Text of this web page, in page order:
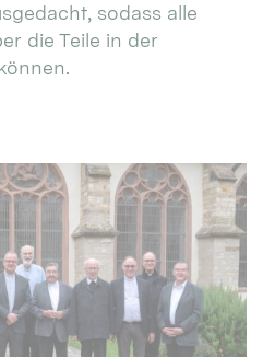
sodass alle
die Teile in der